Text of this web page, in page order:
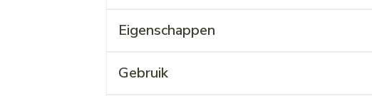
Eigenschappen
Gebruik